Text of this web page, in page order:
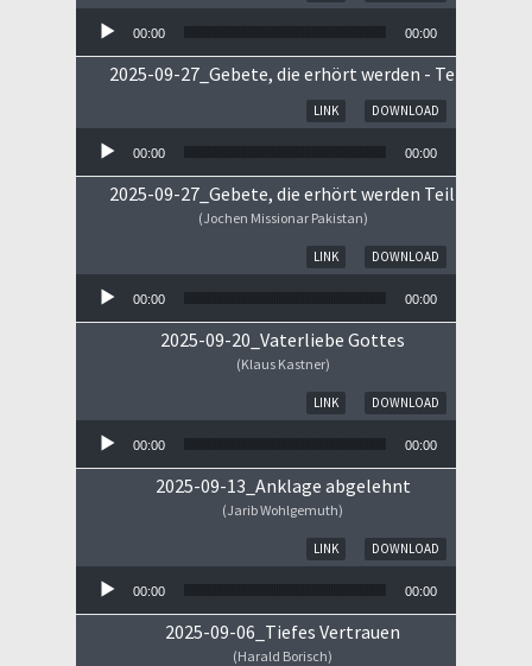
00:00 00:00
2025-09-27_Gebete, die erhört werden - Teil II
DOWNLOAD
LINK
00:00 00:00
2025-09-27_Gebete, die erhört werden Teil I
(Jochen Missionar Pakistan)
DOWNLOAD
LINK
00:00 00:00
2025-09-20_Vaterliebe Gottes
(Klaus Kastner)
DOWNLOAD
LINK
00:00 00:00
2025-09-13_Anklage abgelehnt
(Jarib Wohlgemuth)
DOWNLOAD
LINK
00:00 00:00
2025-09-06_Tiefes Vertrauen
(Harald Borisch)